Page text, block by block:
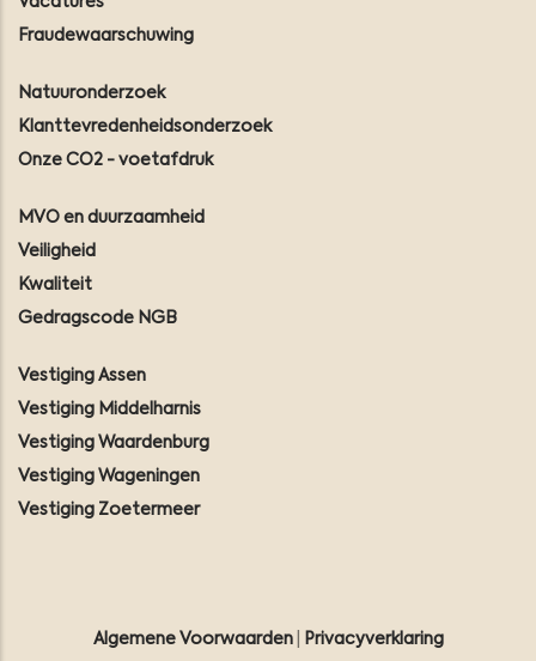
Fraudewaarschuwing
Natuuronderzoek
Klanttevredenheidsonderzoek
Onze CO2 - voetafdruk
MVO en duurzaamheid
Veiligheid
Kwaliteit
Gedragscode NGB
Vestiging Assen
Vestiging Middelharnis
Vestiging Waardenburg
Vestiging Wageningen
Vestiging Zoetermeer
Algemene Voorwaarden| Privacyverklaring